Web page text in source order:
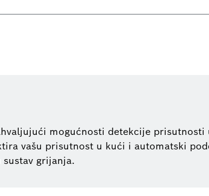
mogućnosti detekcije prisutnosti
vašu prisutnost u kući i automatski
grijanja.